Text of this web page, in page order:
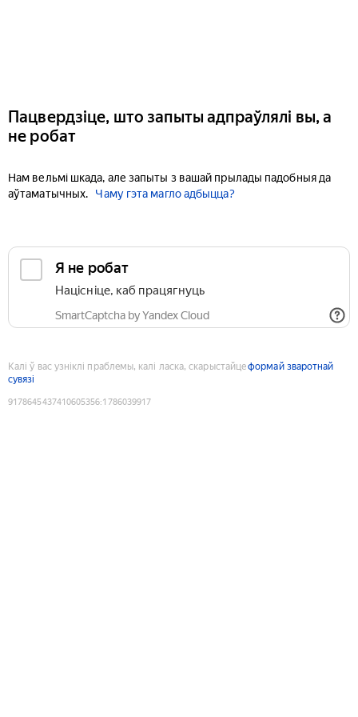
Пацвердзіце, што запыты адпраўлялі вы, а
не робат
Нам вельмі шкада, але запыты з вашай прылады падобныя да
аўтаматычных.
Чаму гэта магло адбыцца?
Я не робат
Націсніце, каб працягнуць
SmartCaptcha by Yandex Cloud
Калі ў вас узніклі праблемы, калі ласка, скарыстайцеформай зваротнай
сувязі
9178645437410605356:1786039917